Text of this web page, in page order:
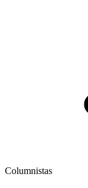
Columnistas